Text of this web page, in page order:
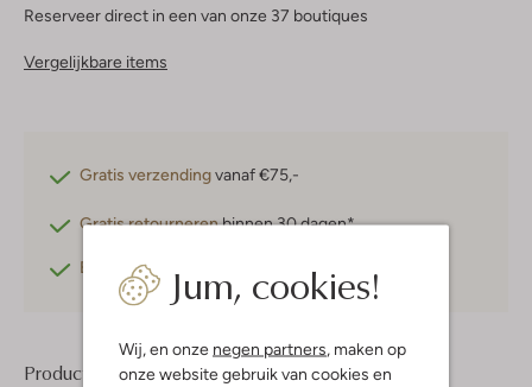
Jum, cookies!
Wij, en onze negen partners, maken op
onze website gebruik van cookies en
Reserveer direct in een van onze 37 boutiques
Vergelijkbare items
Gratis verzendingvanaf €75,-
Gratis retournerenbinnen 30 dagen*
Betaal achteraf
Product informatie